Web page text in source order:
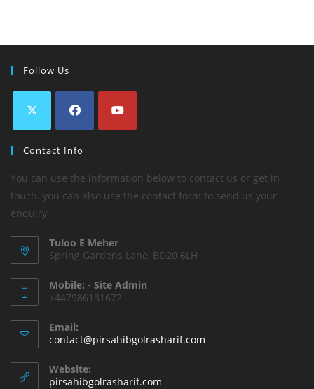
Follow Us
Contact Info
You can use the information below to contact us or get in
touch. you can also use the contact form to send us your
enquiry.
Tuloo E Meher
Spring Gardens Lane, BD20 6LH
Mobile: - Site Admin
+447986131672
Email:
contact@pirsahibgolrasharif.com
Website:
pirsahibgolrasharif.com